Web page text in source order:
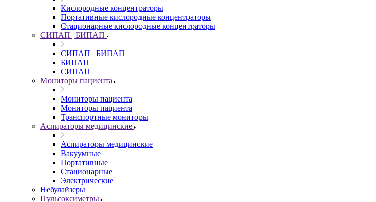
Кислородные концентраторы
Портативные кислородные концентраторы
Стационарные кислородные концентраторы
СИПАП | БИПАП
СИПАП | БИПАП
БИПАП
СИПАП
Мониторы пациента
Мониторы пациента
Мониторы пациента
Транспортные мониторы
Аспираторы медицинские
Аспираторы медицинские
Вакуумные
Портативные
Стационарные
Электрические
Небулайзеры
Пульсоксиметры